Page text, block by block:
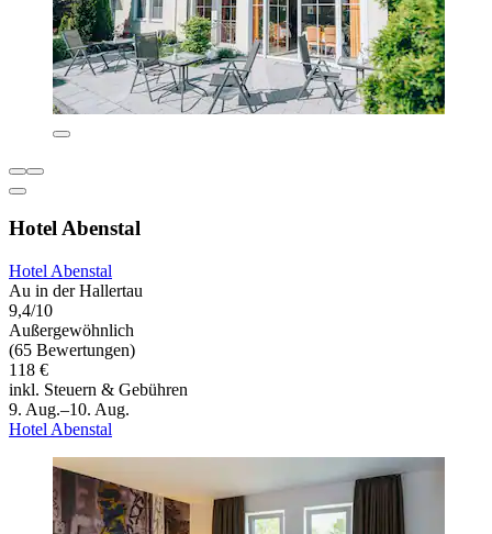
Hotel Abenstal
Hotel Abenstal
Au in der Hallertau
9,4/10
Außergewöhnlich
(65 Bewertungen)
118 €
inkl. Steuern & Gebühren
9. Aug.–10. Aug.
Hotel Abenstal